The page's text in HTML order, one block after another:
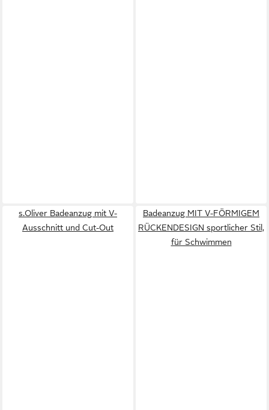
s.Oliver Badeanzug mit V-
Ausschnitt und Cut-Out
Badeanzug MIT V-FÖRMIGEM
RÜCKENDESIGN sportlicher Stil,
für Schwimmen